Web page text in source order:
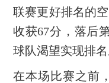
联赛更好排名的
收获67分，落后
球队渴望实现排名
在本场比赛之前